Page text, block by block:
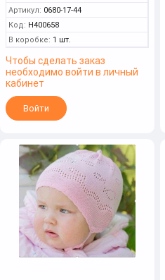
Артикул: 0680-17-44
Код: Н400658
В коробке: 1 шт.
Чтобы сделать заказ
необходимо войти в личный
кабинет
Войти